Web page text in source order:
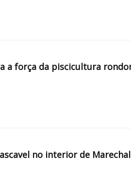
a força da piscicultura
no interior de Marechal